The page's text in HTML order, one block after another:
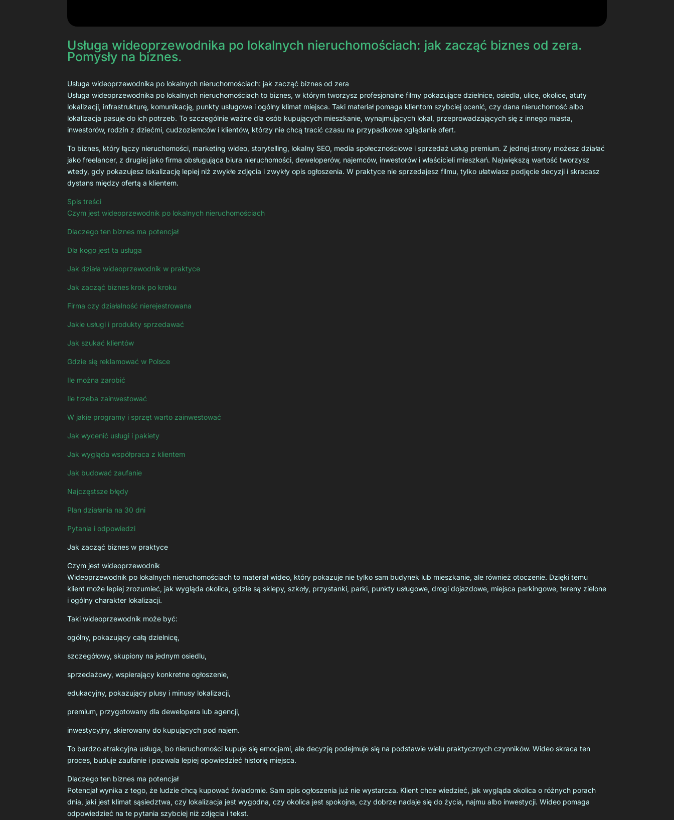
Usługa wideoprzewodnika po lokalnych nieruchomościach: jak zacząć biznes od zera.
Pomysły na biznes.
Usługa wideoprzewodnika po lokalnych nieruchomościach: jak zacząć biznes od zera
Usługa wideoprzewodnika po lokalnych nieruchomościach to biznes, w którym tworzysz profesjonalne filmy pokazujące dzielnice, osiedla, ulice, okolice, atuty
lokalizacji, infrastrukturę, komunikację, punkty usługowe i ogólny klimat miejsca. Taki materiał pomaga klientom szybciej ocenić, czy dana nieruchomość albo
lokalizacja pasuje do ich potrzeb. To szczególnie ważne dla osób kupujących mieszkanie, wynajmujących lokal, przeprowadzających się z innego miasta,
inwestorów, rodzin z dziećmi, cudzoziemców i klientów, którzy nie chcą tracić czasu na przypadkowe oglądanie ofert.
To biznes, który łączy nieruchomości, marketing wideo, storytelling, lokalny SEO, media społecznościowe i sprzedaż usług premium. Z jednej strony możesz działać
jako freelancer, z drugiej jako firma obsługująca biura nieruchomości, deweloperów, najemców, inwestorów i właścicieli mieszkań. Największą wartość tworzysz
wtedy, gdy pokazujesz lokalizację lepiej niż zwykłe zdjęcia i zwykły opis ogłoszenia. W praktyce nie sprzedajesz filmu, tylko ułatwiasz podjęcie decyzji i skracasz
dystans między ofertą a klientem.
Spis treści
Czym jest wideoprzewodnik po lokalnych nieruchomościach
Dlaczego ten biznes ma potencjał
Dla kogo jest ta usługa
Jak działa wideoprzewodnik w praktyce
Jak zacząć biznes krok po kroku
Firma czy działalność nierejestrowana
Jakie usługi i produkty sprzedawać
Jak szukać klientów
Gdzie się reklamować w Polsce
Ile można zarobić
Ile trzeba zainwestować
W jakie programy i sprzęt warto zainwestować
Jak wycenić usługi i pakiety
Jak wygląda współpraca z klientem
Jak budować zaufanie
Najczęstsze błędy
Plan działania na 30 dni
Pytania i odpowiedzi
Jak zacząć biznes w praktyce
Czym jest wideoprzewodnik
Wideoprzewodnik po lokalnych nieruchomościach to materiał wideo, który pokazuje nie tylko sam budynek lub mieszkanie, ale również otoczenie. Dzięki temu
klient może lepiej zrozumieć, jak wygląda okolica, gdzie są sklepy, szkoły, przystanki, parki, punkty usługowe, drogi dojazdowe, miejsca parkingowe, tereny zielone
i ogólny charakter lokalizacji.
Taki wideoprzewodnik może być:
ogólny, pokazujący całą dzielnicę,
szczegółowy, skupiony na jednym osiedlu,
sprzedażowy, wspierający konkretne ogłoszenie,
edukacyjny, pokazujący plusy i minusy lokalizacji,
premium, przygotowany dla dewelopera lub agencji,
inwestycyjny, skierowany do kupujących pod najem.
To bardzo atrakcyjna usługa, bo nieruchomości kupuje się emocjami, ale decyzję podejmuje się na podstawie wielu praktycznych czynników. Wideo skraca ten
proces, buduje zaufanie i pozwala lepiej opowiedzieć historię miejsca.
Dlaczego ten biznes ma potencjał
Potencjał wynika z tego, że ludzie chcą kupować świadomie. Sam opis ogłoszenia już nie wystarcza. Klient chce wiedzieć, jak wygląda okolica o różnych porach
dnia, jaki jest klimat sąsiedztwa, czy lokalizacja jest wygodna, czy okolica jest spokojna, czy dobrze nadaje się do życia, najmu albo inwestycji. Wideo pomaga
odpowiedzieć na te pytania szybciej niż zdjęcia i tekst.